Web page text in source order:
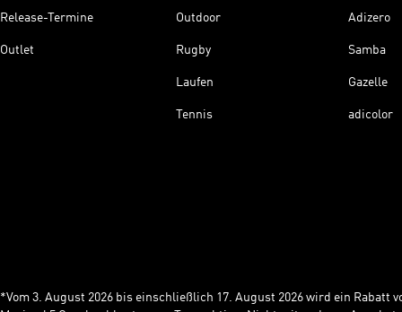
Release-Termine
Outlet
Outdoor
Rugby
Laufen
Tennis
Adizero
Samba
Gazelle
adicolor
*Vom 3. August 2026 bis einschließlich 17. August 2026 wird ein Rabatt